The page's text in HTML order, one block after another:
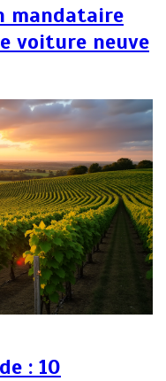
mandataire
voiture neuve
: 10